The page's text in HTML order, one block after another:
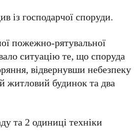
із господарчої споруди.
пожежно-рятувальної
ситуацію те, що споруда
відвернувши небезпеку
житловий будинок та два
та 2 одиниці техніки